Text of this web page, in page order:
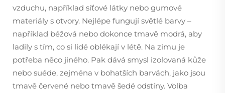
vzduchu, například síťové látky nebo gumové
materiály s otvory. Nejlépe fungují světlé barvy –
například béžová nebo dokonce tmavě modrá, aby
ladily s tím, co si lidé oblékají v létě. Na zimu je
potřeba něco jiného. Pak dává smysl izolovaná kůže
nebo suéde, zejména v bohatších barvách, jako jsou
tmavě červené nebo tmavě šedé odstíny. Volba